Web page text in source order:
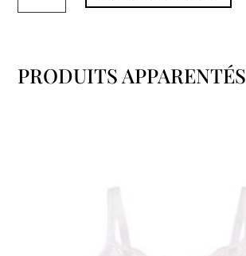
Soutien-
Fleur
PRODUITS APPARENTÉS
Produits similaires